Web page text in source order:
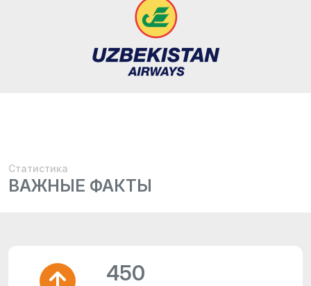
Статистика
ВАЖНЫЕ ФАКТЫ
450